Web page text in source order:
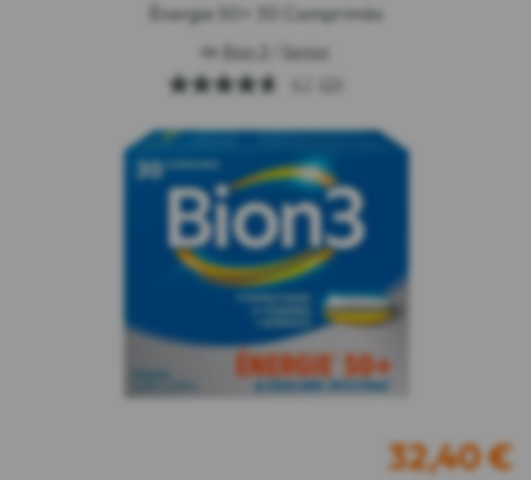
Énergie 50+ 30 Comprimés
de Bion 3 Senior
32,40€